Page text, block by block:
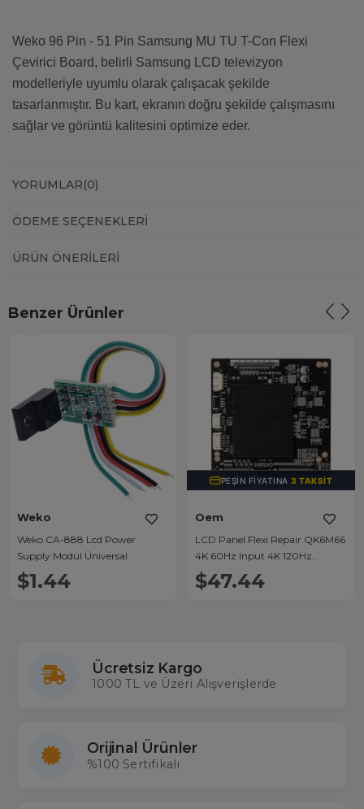
Weko 96 Pin - 51 Pin Samsung MU TU T-Con Flexi
Çevirici Board, belirli Samsung LCD televizyon
modelleriyle uyumlu olarak çalışacak şekilde
tasarlanmıştır. Bu kart, ekranın doğru şekilde çalışmasını
sağlar ve görüntü kalitesini optimize eder.
YORUMLAR(0)
ÖDEME SEÇENEKLERI
ÜRÜN ÖNERILERI
Benzer Ürünler
Weko
Weko CA-888 Lcd Power
Supply Modül Üniversal
$1.44
PEŞIN FIYATINA3 TAKSIT
Oem
LCD Panel Flexi Repair QK6M66
4K 60Hz Input 4K 120Hz
Output
$47.44
Ücretsiz Kargo
1000 TL ve Üzeri Alışverişlerde
Orijinal Ürünler
%100 Sertifikalı